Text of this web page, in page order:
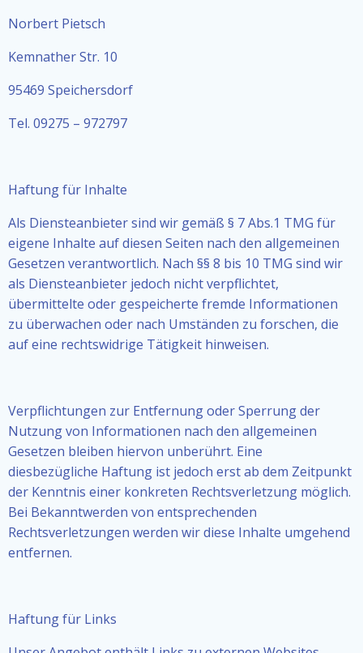
Norbert Pietsch
Kemnather Str. 10
95469 Speichersdorf
Tel. 09275 – 972797
Haftung für Inhalte
Als Diensteanbieter sind wir gemäß § 7 Abs.1 TMG für
eigene Inhalte auf diesen Seiten nach den allgemeinen
Gesetzen verantwortlich. Nach §§ 8 bis 10 TMG sind wir
als Diensteanbieter jedoch nicht verpflichtet,
übermittelte oder gespeicherte fremde Informationen
zu überwachen oder nach Umständen zu forschen, die
auf eine rechtswidrige Tätigkeit hinweisen.
Verpflichtungen zur Entfernung oder Sperrung der
Nutzung von Informationen nach den allgemeinen
Gesetzen bleiben hiervon unberührt. Eine
diesbezügliche Haftung ist jedoch erst ab dem Zeitpunkt
der Kenntnis einer konkreten Rechtsverletzung möglich.
Bei Bekanntwerden von entsprechenden
Rechtsverletzungen werden wir diese Inhalte umgehend
entfernen.
Haftung für Links